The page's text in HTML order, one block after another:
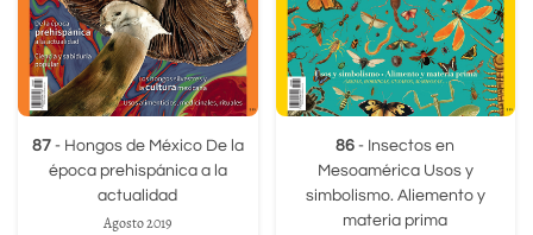
87- Hongos de México De la
época prehispánica a la
actualidad
Agosto 2019
86 - Insectos en
Mesoamérica Usos y
simbolismo. Aliemento y
materia prima